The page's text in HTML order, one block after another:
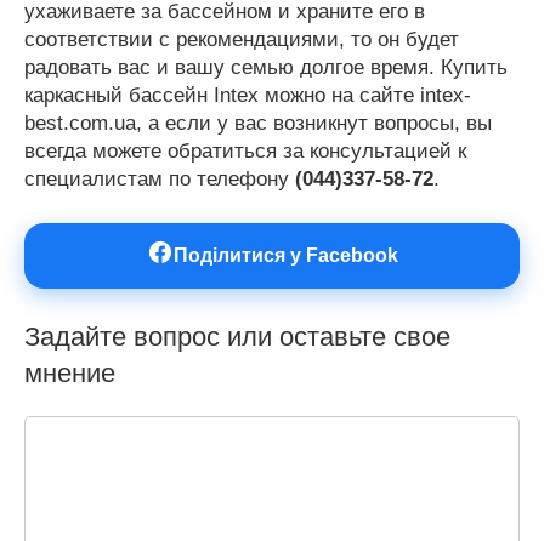
ухаживаете за бассейном и храните его в
соответствии с рекомендациями, то он будет
радовать вас и вашу семью долгое время. Купить
каркасный бассейн Intex можно на сайте intex-
best.com.ua, а если у вас возникнут вопросы, вы
всегда можете обратиться за консультацией к
специалистам по телефону (044)337-58-72.
Поділитися у Facebook
Задайте вопрос или оставьте свое
мнение